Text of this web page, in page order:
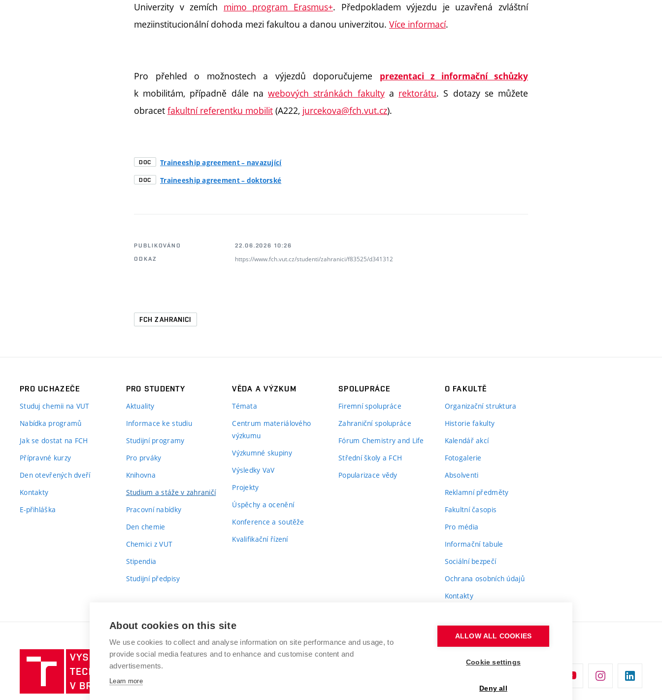
Univerzity v zemích mimo program Erasmus+. Předpokladem výjezdu je uzavřená zvláštní
meziinstitucionální dohoda mezi fakultou a danou univerzitou. Více informací.
Pro přehled o možnostech a výjezdů doporučujeme prezentaci z informační schůzky
k mobilitám, případně dále nawebových stránkách fakultya rektorátu. S dotazy se můžete
obracet fakultní referentku mobilit (A222, jurcekova@fch.vut.cz).
DOC Traineeship agreement – navazující
DOC Traineeship agreement – doktorské
PUBLIKOVÁNO
22.06.2026 10:26
ODKAZ
https://www.fch.vut.cz/studenti/zahranici/f83525/d341312
FCH ZAHRANICI
PRO UCHAZEČE
Studuj chemii na VUT
Nabídka programů
Jak se dostat na FCH
Přípravné kurzy
Den otevřených dveří
Kontakty
E-přihláška
PRO STUDENTY
Aktuality
Informace ke studiu
Studijní programy
Pro prváky
Knihovna
Studium a stáže v zahraničí
Pracovní nabídky
Den chemie
Chemici z VUT
Stipendia
Studijní předpisy
VĚDA A VÝZKUM
Témata
Centrum materiálového
výzkumu
Výzkumné skupiny
Výsledky VaV
Projekty
Úspěchy a ocenění
Konference a soutěže
Kvalifikační řízení
SPOLUPRÁCE
Firemní spolupráce
Zahraniční spolupráce
Fórum Chemistry and Life
Střední školy a FCH
Popularizace vědy
O FAKULTĚ
Organizační struktura
Historie fakulty
Kalendář akcí
Fotogalerie
Absolventi
Reklamní předměty
Fakultní časopis
Pro média
Informační tabule
Sociální bezpečí
Ochrana osobních údajů
Kontakty
Vysoké
učení
VYSOKÉ UČENÍ TECHNICKÉ V BRNĚ
About cookies on this site
We use cookies to collect and analyse information on site performance and usage, to
provide social media features and to enhance and customise content and
advertisements.
Learn more
ALLOW ALL COOKIES
Cookie settings
Deny all